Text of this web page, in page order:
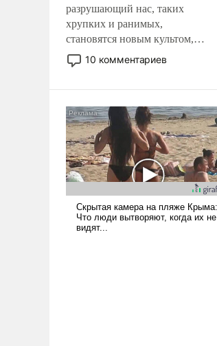
разрушающий нас, таких
хрупких и ранимых,
становятся новым культом,
постепенно вытесняя и
отменяя традиционное
ударами судьбы, брать на себя
ответственность, помогать
слабым, идти вперед и
адаптироваться.
10 комментариев